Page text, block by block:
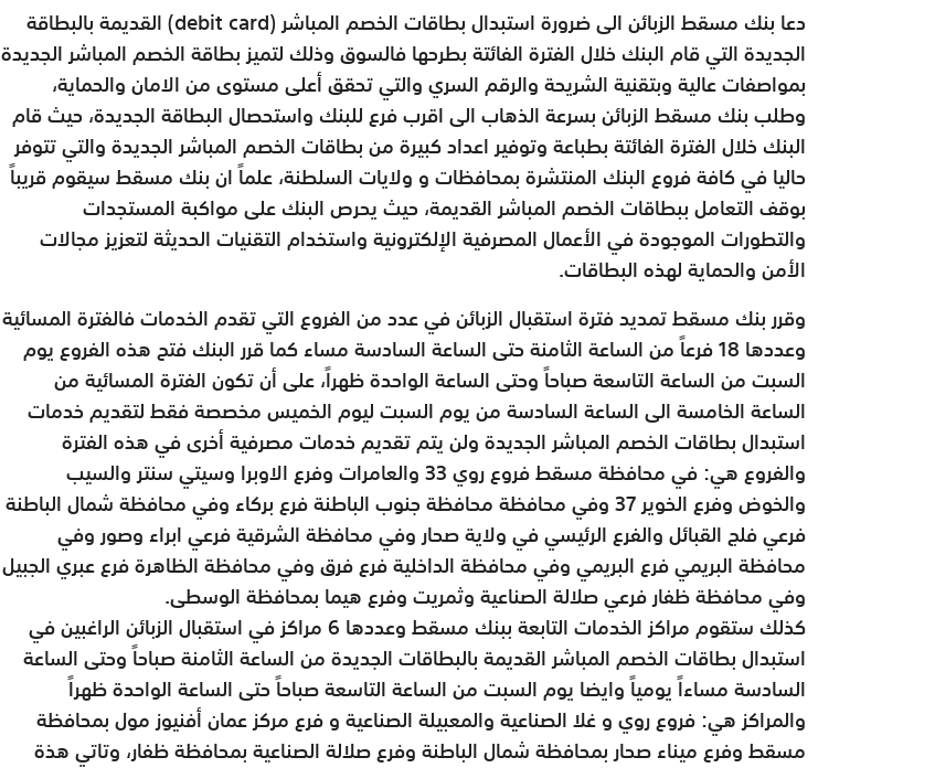
دعا بنك مسقط الزبائن الى ضرورة استبدال بطاقات الخصم المباشر (debit card) القديمة بالبطاقة
الجديدة التي قام البنك خلال الفترة الفائتة بطرحها فالسوق وذلك لتميز بطاقة الخصم المباشر الجديدة
بمواصفات عالية وبتقنية الشريحة والرقم السري والتي تحقق أعلى مستوى من الامان والحماية،
وطلب بنك مسقط الزبائن بسرعة الذهاب الى اقرب فرع للبنك واستحصال البطاقة الجديدة، حيث قام
البنك خلال الفترة الفائتة بطباعة وتوفير اعداد كبيرة من بطاقات الخصم المباشر الجديدة والتي تتوفر
حاليا في كافة فروع البنك المنتشرة بمحافظات و ولايات السلطنة، علماً ان بنك مسقط سيقوم قريباً
بوقف التعامل ببطاقات الخصم المباشر القديمة، حيث يحرص البنك على مواكبة المستجدات
والتطورات الموجودة في الأعمال المصرفية الإلكترونية واستخدام التقنيات الحديثة لتعزيز مجالات
الأمن والحماية لهذه البطاقات.
وقرر بنك مسقط تمديد فترة استقبال الزبائن في عدد من الفروع التي تقدم الخدمات فالفترة المسائية
وعددها 18 فرعاً من الساعة الثامنة حتى الساعة السادسة مساء كما قرر البنك فتح هذه الفروع يوم
السبت من الساعة التاسعة صباحاً وحتى الساعة الواحدة ظهراً، على أن تكون الفترة المسائية من
الساعة الخامسة الى الساعة السادسة من يوم السبت ليوم الخميس مخصصة فقط لتقديم خدمات
استبدال بطاقات الخصم المباشر الجديدة ولن يتم تقديم خدمات مصرفية أخرى في هذه الفترة
والفروع هي: في محافظة مسقط فروع روي 33 والعامرات وفرع الاوبرا وسيتي سنتر والسيب
والخوض وفرع الخوير 37 وفي محافظة محافظة جنوب الباطنة فرع بركاء وفي محافظة شمال الباطنة
فرعي فلج القبائل والفرع الرئيسي في ولاية صحار وفي محافظة الشرقية فرعي ابراء وصور وفي
محافظة البريمي فرع البريمي وفي محافظة الداخلية فرع فرق وفي محافظة الظاهرة فرع عبري الجبيل
وفي محافظة ظفار فرعي صلالة الصناعية وثمريت وفرع هيما بمحافظة الوسطى.
كذلك ستقوم مراكز الخدمات التابعة ببنك مسقط وعددها 6 مراكز في استقبال الزبائن الراغبين في
استبدال بطاقات الخصم المباشر القديمة بالبطاقات الجديدة من الساعة الثامنة صباحاً وحتى الساعة
السادسة مساءاً يومياً وايضا يوم السبت من الساعة التاسعة صباحاً حتى الساعة الواحدة ظهراً
والمراكز هي: فروع روي و غلا الصناعية والمعبيلة الصناعية و فرع مركز عمان أفنيوز مول بمحافظة
مسقط وفرع ميناء صحار بمحافظة شمال الباطنة وفرع صلالة الصناعية بمحافظة ظفار، وتاتي هذة